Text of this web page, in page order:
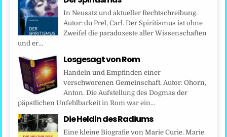
In Neusatz und aktueller Rechtschreibung.
Autor: du Prel, Carl. Der Spiritismus ist ohne
Zweifel die paradoxeste aller Wissenschaften
und er...
Losgesagt von Rom
Handeln und Empfinden einer
verschworenen Gemeinschaft. Autor: Ohorn,
Anton. Die Aufstellung des Dogmas der
päpstlichen Unfehlbarkeit in Rom war ein...
Die Heldin des Radiums
Eine kleine Biografie von Marie Curie. Marie